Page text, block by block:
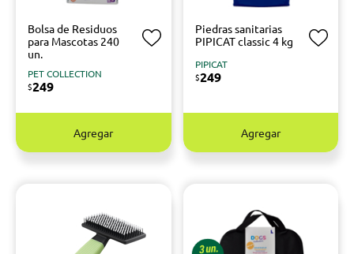
Bolsa de Residuos
para Mascotas 240
un.
PET COLLECTION
$249
Agregar
Piedras sanitarias
PIPICAT classic 4 kg
PIPICAT
$249
Agregar